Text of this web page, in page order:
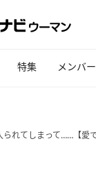
特集 メンバ
れてしまって……【愛で